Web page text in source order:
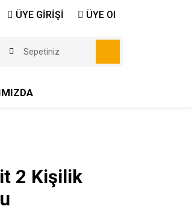
ÜYE GİRİŞİ ÜYE Ol
Sepetiniz
2 Kişilik